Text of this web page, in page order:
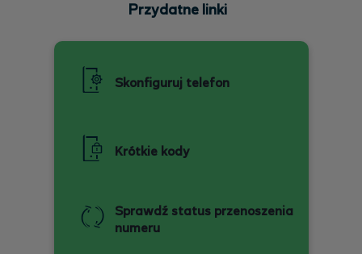
Przydatne linki
Skonfiguruj telefon
Krótkie kody
Sprawdź status przenoszenia
numeru